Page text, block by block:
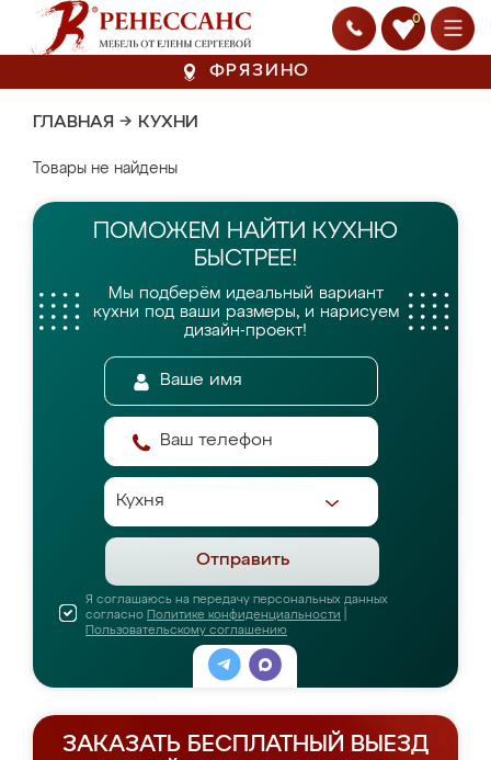
0
ФРЯЗИНО
ГЛАВНАЯ → КУХНИ
Товары не найдены
ПОМОЖЕМ НАЙТИ КУХНЮ
БЫСТРЕЕ!
Мы подберём идеальный вариант
кухни под ваши размеры, и нарисуем
дизайн-проект!
Отправить
Я соглашаюсь на передачу персональных данных
согласно Политике конфиденциальности
Пользовательскому соглашению
ЗАКАЗАТЬ БЕСПЛАТНЫЙ ВЫЕЗД